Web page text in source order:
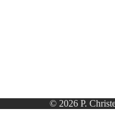
© 2026 P.